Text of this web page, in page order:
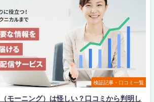
検証記事・口コミ一覧
モーニング）は怪しい？口コミから判明し